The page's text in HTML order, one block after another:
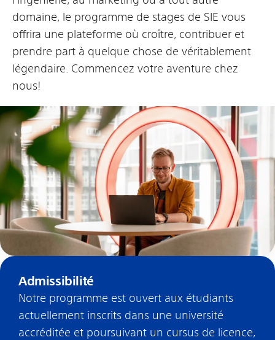
domaine, le programme de stages de SIE vous
offrira une plateforme où croître, contribuer et
prendre part à quelque chose de véritablement
légendaire. Commencez votre aventure chez
nous!
Admissibilité
Notre programme est ouvert aux étudiants
actuellement inscrits dans une université
accréditée et poursuivant un cursus de licence,